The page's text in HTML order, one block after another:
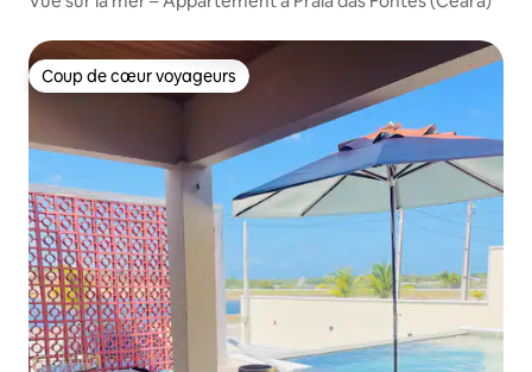
Coup de cœur voyageurs
Coup de cœur voyageurs